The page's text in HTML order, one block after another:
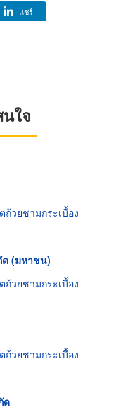
แชร์
ใจ
วยชามกระเบื้อง
ด (มหาชน)
วยชามกระเบื้อง
วยชามกระเบื้อง
ด